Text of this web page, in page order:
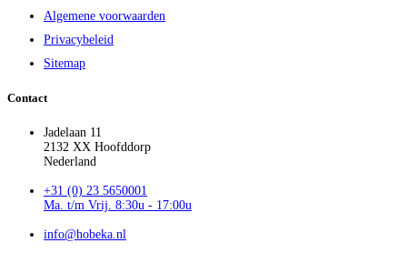
Algemene voorwaarden
Privacybeleid
Sitemap
Contact
Jadelaan 11
2132 XX Hoofddorp
Nederland
+31 (0) 23 5650001
Ma. t/m Vrij. 8:30u - 17:00u
info@hobeka.nl